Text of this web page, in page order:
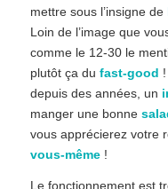
mettre sous l’insigne de
Loin de l’image que
comme le 12-30 le
plutôt ça du fast-good
depuis des années, un
manger une bonne
vous apprécierez votre
vous-même!
Le fonctionnement est